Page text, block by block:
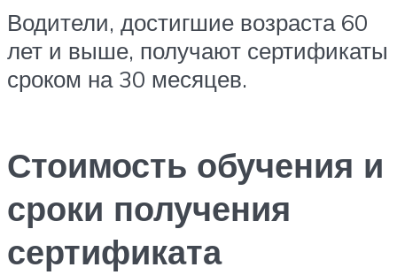
Водители, достигшие возраста 60
лет и выше, получают сертификаты
сроком на 30 месяцев.
Стоимость обучения и
сроки получения
сертификата